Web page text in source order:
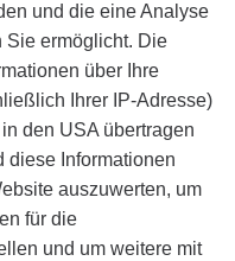
und die eine Analyse
Sie ermöglicht. Die
über Ihre
Ihrer IP-Adresse)
den USA übertragen
diese Informationen
auszuwerten, um
für die
und um weitere mit